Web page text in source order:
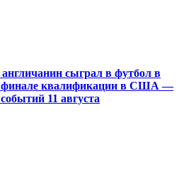
сыграл в футбол в
финале квалификации в США —
11 августа